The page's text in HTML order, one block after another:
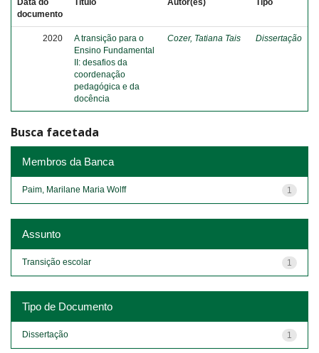
Data do
documento
Título Autor(es) Tipo
2020
A transição para o
Ensino Fundamental
II: desafios da
coordenação
pedagógica e da
docência
Cozer, Tatiana Tais Dissertação
Busca facetada
Membros da Banca
1
Paim, Marilane Maria Wolff
Assunto
1
Transição escolar
Tipo de Documento
1
Dissertação